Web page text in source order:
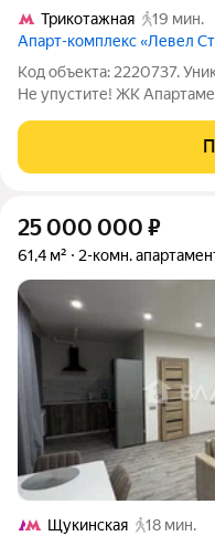
Трикотажная
19 мин.
Апарт-комплекс «Левел
Код объекта: 2220737.
Не упустите! ЖК
комплекс бизнес класса
двух рек Москва-река
25 000 000 ₽
61,4 м² 2-комн.
Щукинская
18 мин.